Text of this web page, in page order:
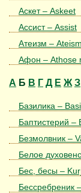
Аскет – Askeet
Ассист – Assist
Атеизм –
Афон – Athose
А Б В Г Д Е Ж З
Базилика –
Баптистерий –
Безмолвник –
Белое
Бес, бесы –
Бессребреник